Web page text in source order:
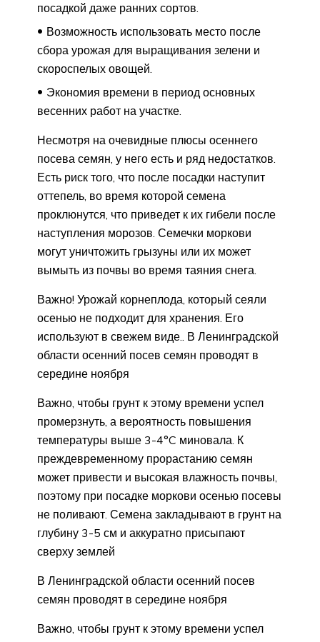
посадкой даже ранних сортов.
Возможность использовать место после
сбора урожая для выращивания зелени и
скороспелых овощей.
Экономия времени в период основных
весенних работ на участке.
Несмотря на очевидные плюсы осеннего
посева семян, у него есть и ряд недостатков.
Есть риск того, что после посадки наступит
оттепель, во время которой семена
проклюнутся, что приведет к их гибели после
наступления морозов. Семечки моркови
могут уничтожить грызуны или их может
вымыть из почвы во время таяния снега.
Важно! Урожай корнеплода, который сеяли
осенью не подходит для хранения. Его
используют в свежем виде.. В Ленинградской
области осенний посев семян проводят в
середине ноября
Важно, чтобы грунт к этому времени успел
промерзнуть, а вероятность повышения
температуры выше 3-4°C миновала. К
преждевременному прорастанию семян
может привести и высокая влажность почвы,
поэтому при посадке моркови осенью посевы
не поливают. Семена закладывают в грунт на
глубину 3-5 см и аккуратно присыпают
сверху землей
В Ленинградской области осенний посев
семян проводят в середине ноября
Важно, чтобы грунт к этому времени успел